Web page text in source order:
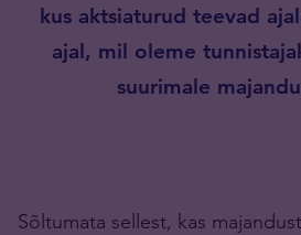
kus aktsiaturud teevad
ajal, mil oleme
suurimale
Sõltumata sellest, kas